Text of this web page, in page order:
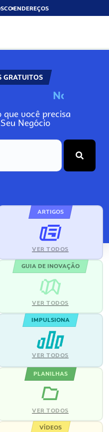
ENDEREÇOS
GRATUITOS
N
você precisa
Negócio
ARTIGOS
VER TODOS
GUIA DE INOVAÇÃO
VER TODOS
IMPULSIONA
VER TODOS
PLANILHAS
VER TODOS
VÍDEOS